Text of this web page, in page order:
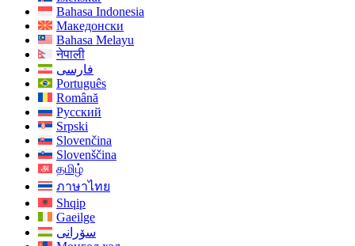
Bahasa Indonesia
Македонски
Bahasa Melayu
नेपाली
فارسی
Português
Română
Русский
Srpski
Slovenčina
Slovenščina
தமிழ்
ภาษาไทย
Shqip
Gaeilge
سۆرانی